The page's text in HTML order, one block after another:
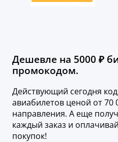
Дешевле на 5000 ₽
промокодом.
Действующий сегодня
авиабилетов ценой от 70
направления. А еще
каждый заказ и
покупок!